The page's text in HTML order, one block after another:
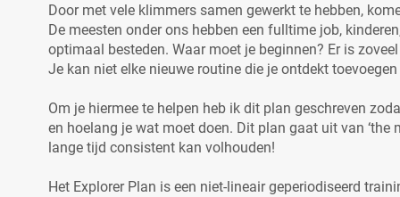
Door met vele klimmers samen gewerkt te hebben,
De meesten onder ons hebben een fulltime job,
optimaal besteden. Waar moet je beginnen? Er is
Je kan niet elke nieuwe routine die je ontdekt
Om je hiermee te helpen heb ik dit plan geschreven
en hoelang je wat moet doen. Dit plan gaat uit van
lange tijd consistent kan volhouden!
Het Explorer Plan is een niet-lineair geperiodiseerd